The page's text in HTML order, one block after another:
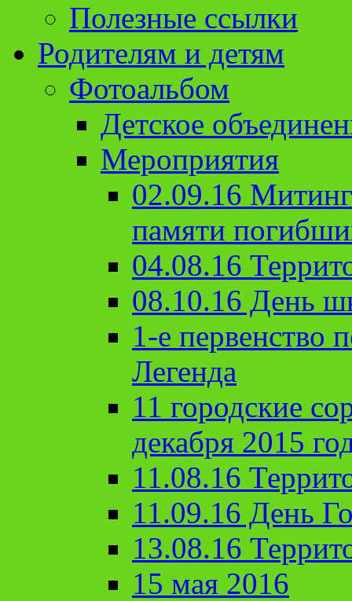
Полезные ссылки
Родителям и детям
Фотоальбом
Детское
Мероприятия
02.09.16
памяти
04.08.16
08.10.16 День
1-е первенство
Легенда
11 городские
декабря 2015
11.08.16
11.09.16 День
13.08.16
15 мая 2016